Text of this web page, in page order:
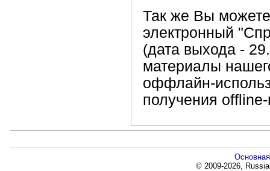
Так же Вы можете
электронный
(дата выхода -
материалы
оффлайн-
получения
Основная
© 2009-2026,